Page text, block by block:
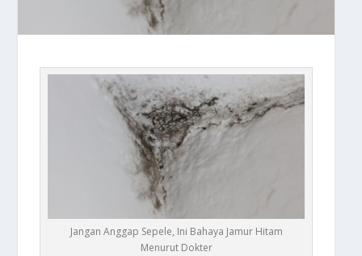
Jangan Anggap Sepele, Ini Bahaya Jamur Hitam
Menurut Dokter